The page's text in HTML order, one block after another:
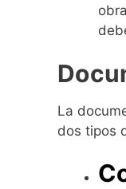
La
dos tipos